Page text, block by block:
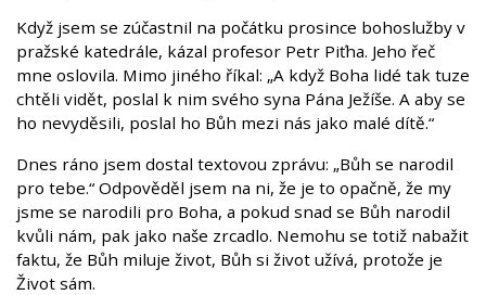
Když jsem se zúčastnil na počátku prosince bohoslužby v
pražské katedrále, kázal profesor Petr Piťha. Jeho řeč
mne oslovila. Mimo jiného říkal: „A když Boha lidé tak tuze
chtěli vidět, poslal k nim svého syna Pána Ježíše. A aby se
ho nevyděsili, poslal ho Bůh mezi nás jako malé dítě.“
Dnes ráno jsem dostal textovou zprávu: „Bůh se narodil
pro tebe.“ Odpověděl jsem na ni, že je to opačně, že my
jsme se narodili pro Boha, a pokud snad se Bůh narodil
kvůli nám, pak jako naše zrcadlo. Nemohu se totiž nabažit
faktu, že Bůh miluje život, Bůh si život užívá, protože je
Život sám.